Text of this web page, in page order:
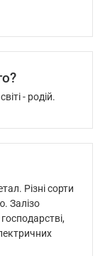
- родій.
Різні сорти
Залізо